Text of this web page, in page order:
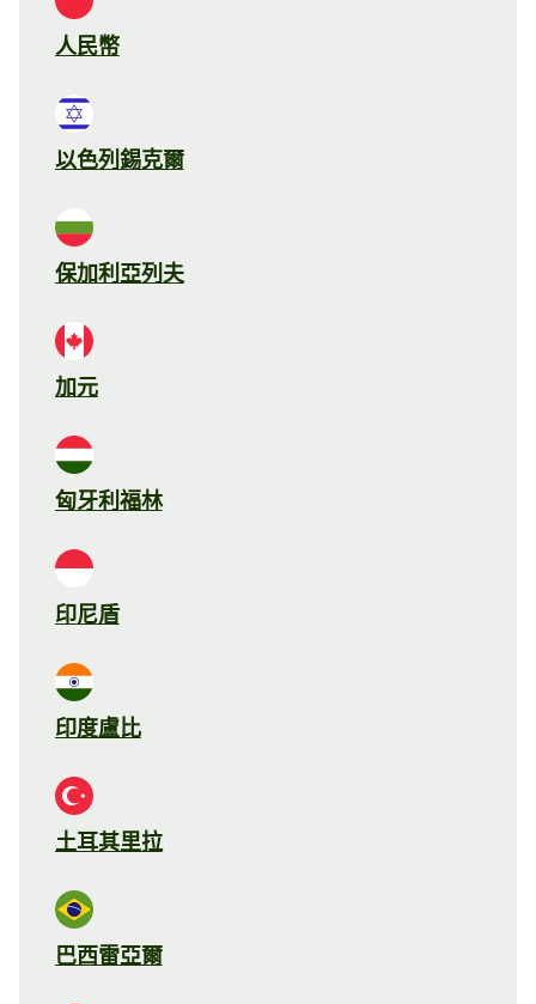
人民幣
以色列錫克爾
保加利亞列夫
加元
匈牙利福林
印尼盾
印度盧比
土耳其里拉
巴西雷亞爾